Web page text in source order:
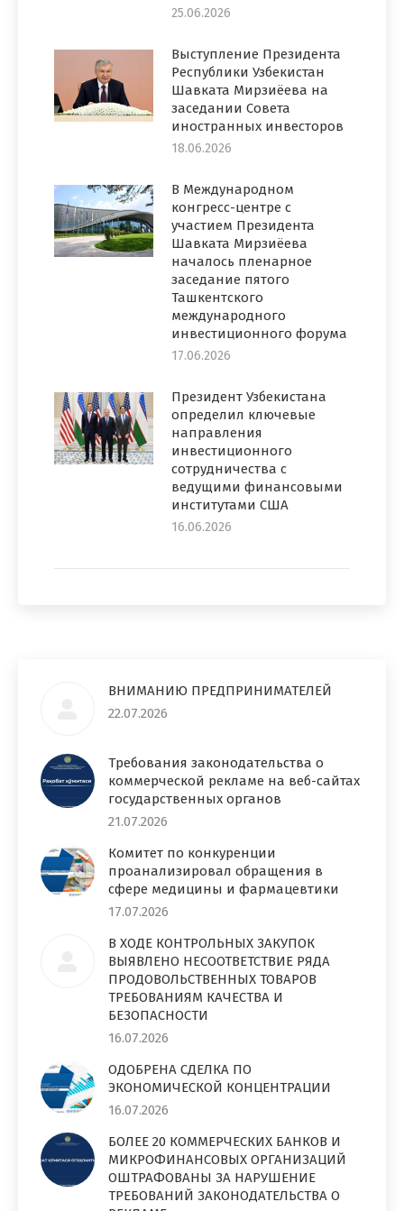
25.06.2026
Выступление Президента
Республики Узбекистан
Шавката Мирзиёева на
заседании Совета
иностранных инвесторов
18.06.2026
В Международном
конгресс-центре с
участием Президента
Шавката Мирзиёева
началось пленарное
заседание пятого
Ташкентского
международного
инвестиционного форума
17.06.2026
Президент Узбекистана
определил ключевые
направления
инвестиционного
сотрудничества с
ведущими финансовыми
институтами США
16.06.2026
ВНИМАНИЮ ПРЕДПРИНИМАТЕЛЕЙ
22.07.2026
Требования законодательства о
коммерческой рекламе на веб-сайтах
государственных органов
21.07.2026
Комитет по конкуренции
проанализировал обращения в
сфере медицины и фармацевтики
17.07.2026
В ХОДЕ КОНТРОЛЬНЫХ ЗАКУПОК
ВЫЯВЛЕНО НЕСООТВЕТСТВИЕ РЯДА
ПРОДОВОЛЬСТВЕННЫХ ТОВАРОВ
ТРЕБОВАНИЯМ КАЧЕСТВА И
БЕЗОПАСНОСТИ
16.07.2026
ОДОБРЕНА СДЕЛКА ПО
ЭКОНОМИЧЕСКОЙ КОНЦЕНТРАЦИИ
16.07.2026
БОЛЕЕ 20 КОММЕРЧЕСКИХ БАНКОВ И
МИКРОФИНАНСОВЫХ ОРГАНИЗАЦИЙ
ОШТРАФОВАНЫ ЗА НАРУШЕНИЕ
ТРЕБОВАНИЙ ЗАКОНОДАТЕЛЬСТВА О